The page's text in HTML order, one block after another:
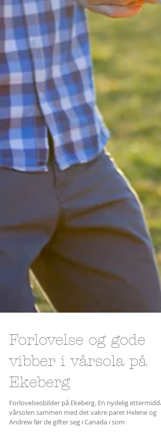
Forlovelse og gode
vibber i vårsola på
Ekeberg
Forlovelsesbilder på Ekeberg. En nydelig